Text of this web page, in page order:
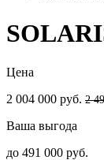
Цена
2 004 000 руб. 2
Ваша выгода
до 491 000 руб.